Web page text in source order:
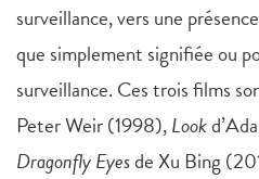
surveillance, vers une
que simplement signifiée ou
surveillance. Ces trois films
Peter Weir (1998),Look
Dragonfly Eyesde Xu Bing